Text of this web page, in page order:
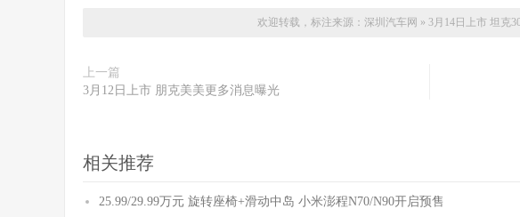
欢迎转载，标注来源： 深圳汽车网 » 3月14日上市 坦克
上一篇
3月12日上市 朋克美美更多消息曝光
相关推荐
25.99/29.99万元 旋转座椅+滑动中岛 小米澎程N70/N90开启预售